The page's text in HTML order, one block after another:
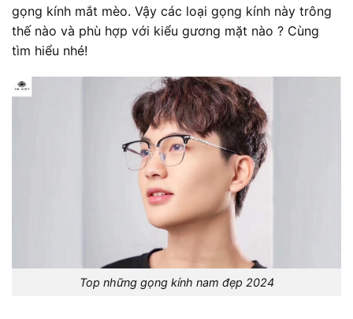
gọng kính mắt mèo. Vậy các loại gọng kính này trông
thế nào và phù hợp với kiểu gương mặt nào ? Cùng
tìm hiểu nhé!
Top những gọng kính nam đẹp 2024